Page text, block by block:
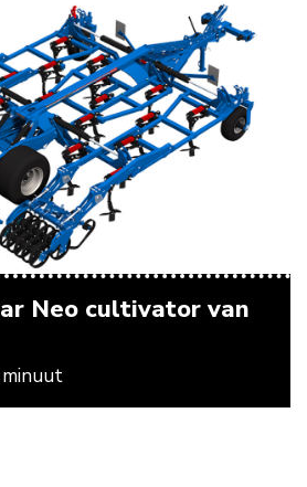
Neo cultivator van
minuut